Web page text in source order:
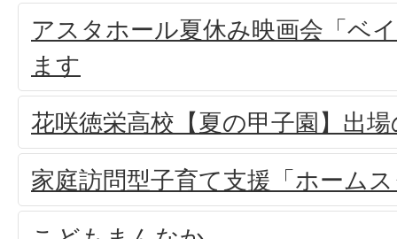
アスタホール夏休み映画会「ベ
ます
花咲徳栄高校【夏の甲子園】出
家庭訪問型子育て支援「ホーム